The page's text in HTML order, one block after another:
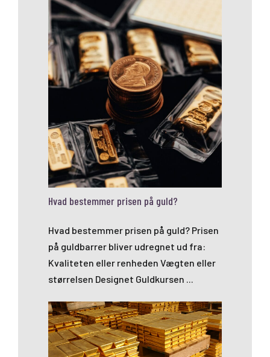
Hvad bestemmer prisen på guld?
Hvad bestemmer prisen på guld? Prisen
på guldbarrer bliver udregnet ud fra:
Kvaliteten eller renheden Vægten eller
størrelsen Designet Guldkursen ...